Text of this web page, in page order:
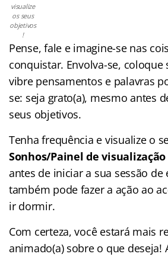
visualize
os seus
objetivos
!
Pense, fale e imagine-se nas
conquistar. Envolva-se,
vibre pensamentos e palavras
se: seja grato(a), mesmo antes
seus objetivos.
Tenha frequência e visualize o
Sonhos/Painel de visualização
antes de iniciar a sua sessão de
também pode fazer a ação ao
ir dormir.
Com certeza, você estará mais
animado(a) sobre o que deseja!